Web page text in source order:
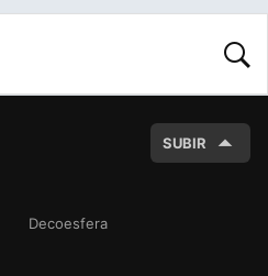
SUBIR
Decoesfera